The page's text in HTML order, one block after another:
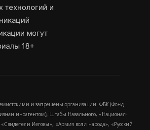
технологий и
могут
18+
и запрещены организации: ФБК (Фонд
иноагентом), Штабы Навального, «Национал-
«Свидетели Иеговы», «Армия воли народа», «Русский